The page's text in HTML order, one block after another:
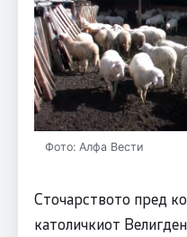
Фото: Алфа Вести
Сточарството пред
католичкиот